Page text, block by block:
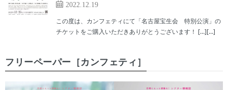
2022.12.19
この度は、カンフェティにて「名古屋宝生会 特別公演」の
チケットをご購入いただきありがとうございます！ […][…]
フリーペーパー［カンフェティ］